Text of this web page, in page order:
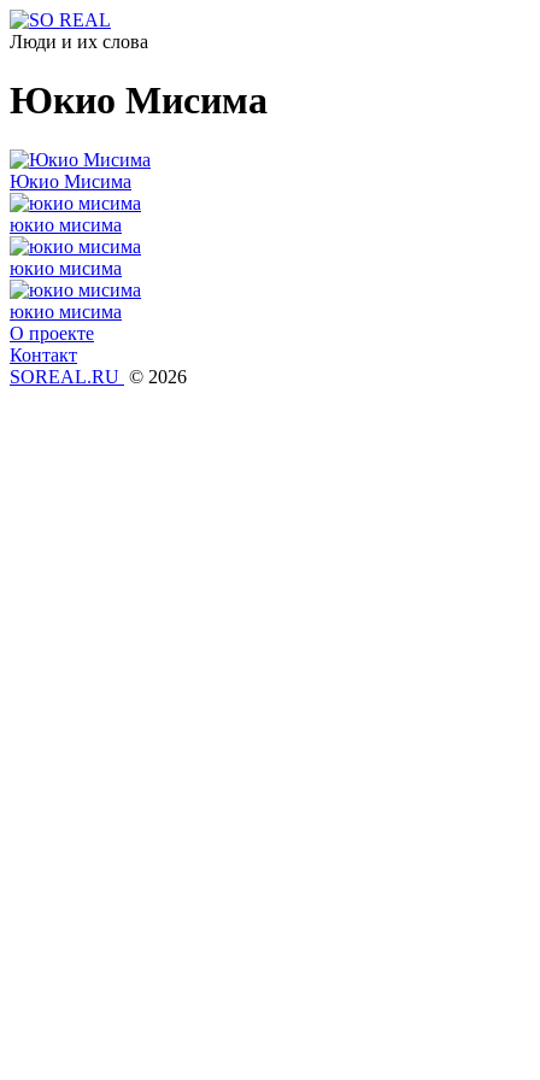
Люди и их слова
Юкио Мисима
Юкио Мисима
юкио мисима
юкио мисима
юкио мисима
О проекте
Контакт
SOREAL.RU © 2026